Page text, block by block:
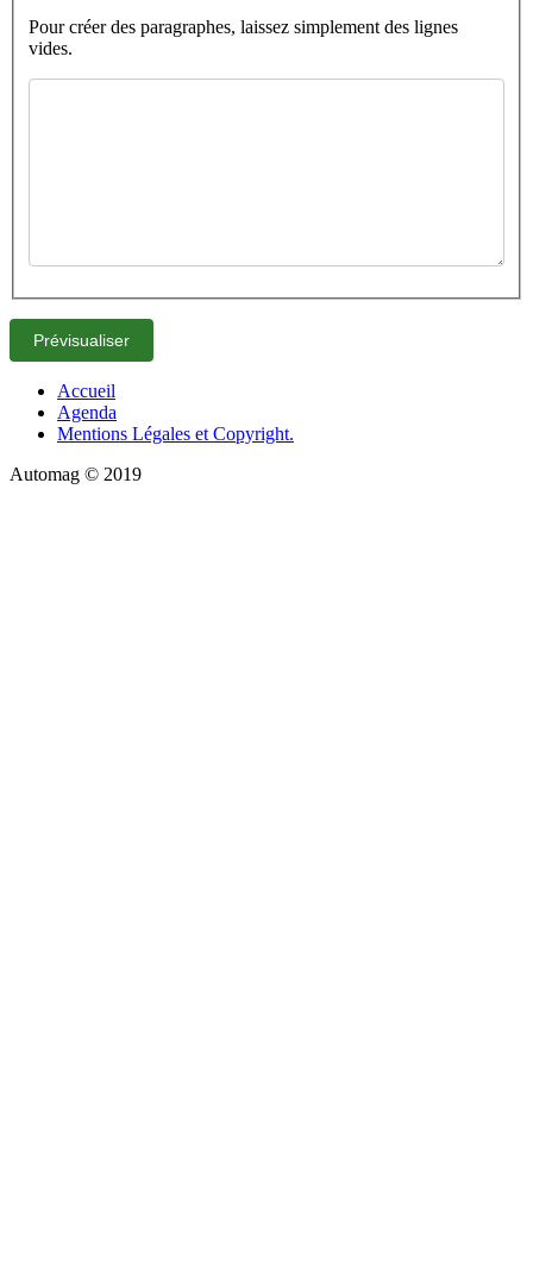
Pour créer des paragraphes, laissez simplement des lignes
vides.
Accueil
Agenda
Mentions Légales et Copyright.
Automag © 2019